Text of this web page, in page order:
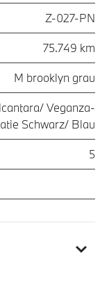
Z-027-PN
75.749 km
M brooklyn grau
Veganza-
Schwarz/ Blau
5